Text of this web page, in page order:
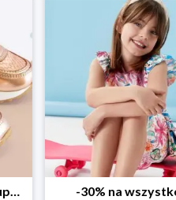
Pierwsze wiosenne zakupy -20% -30% na